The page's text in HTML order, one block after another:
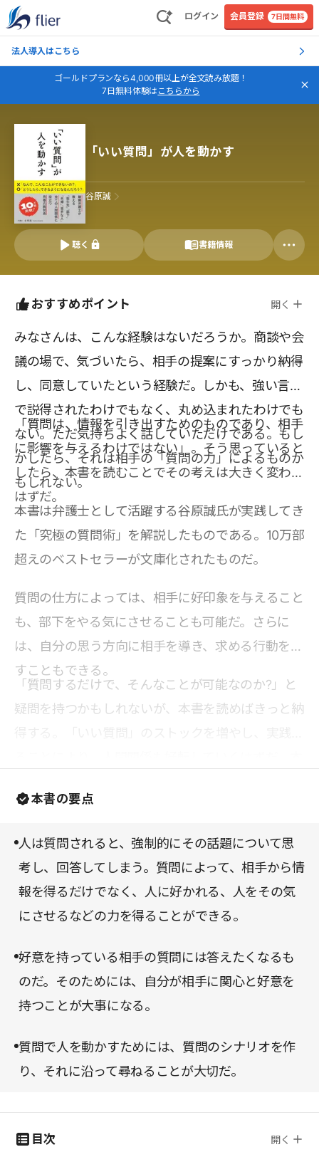
ログイン 会員登録 7日間無料
法人導入はこちら
ゴールドプランなら4,000冊以上が全文読み放題！
7日無料体験はこちらから
「いい質問」が人を動かす
谷原誠
聴く 書籍情報
おすすめポイント 開く
みなさんは、こんな経験はないだろうか。商談や会
議の場で、気づいたら、相手の提案にすっかり納得
し、同意していたという経験だ。しかも、強い言葉
で説得されたわけでもなく、丸め込まれたわけでも
ない。ただ気持ちよく話していただけである。もし
かしたら、それは相手の「質問の力」によるものか
もしれない。
「質問は、情報を引き出すためのものであり、相手
に影響を与えるわけではない」。そう思っていると
したら、本書を読むことでその考えは大きく変わる
はずだ。
本書は弁護士として活躍する谷原誠氏が実践してき
た「究極の質問術」を解説したものである。10万部
超えのベストセラーが文庫化されたものだ。
質問の仕方によっては、相手に好印象を与えること
も、部下をやる気にさせることも可能だ。さらに
は、自分の思う方向に相手を導き、求める行動を促
すこともできる。
「質問するだけで、そんなことが可能なのか?」と
疑問を持つかもしれないが、本書を読めばきっと納
与えるだけでなく、きっと自分自身の人生も変えて
本書の要点
人は質問されると、強制的にその話題について思
考し、回答してしまう。質問によって、相手から情
報を得るだけでなく、人に好かれる、人をその気
にさせるなどの力を得ることができる。
好意を持っている相手の質問には答えたくなるも
のだ。そのためには、自分が相手に関心と好意を
持つことが大事になる。
質問で人を動かすためには、質問のシナリオを作
り、それに沿って尋ねることが大切だ。
目次 開く